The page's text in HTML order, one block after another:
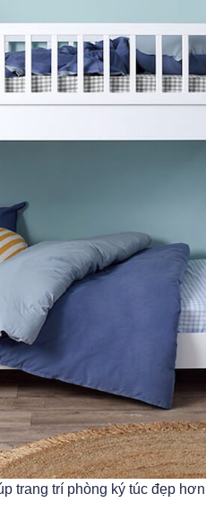
trang trí phòng ký túc đẹp hơn